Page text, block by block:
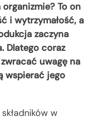
To on
i wytrzymałość, a
zaczyna
Dlatego coraz
uwagę na
wspierać jego
w